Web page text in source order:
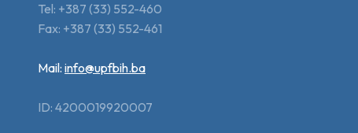
Tel: +387 (33) 552-460
Fax: +387 (33) 552-461
Mail: info@upfbih.ba
ID: 4200019920007